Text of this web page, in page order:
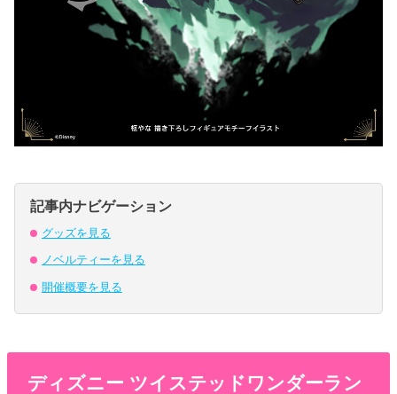
記事内ナビゲーション
グッズを見る
ノベルティーを見る
開催概要を見る
ディズニー ツイステッドワンダーラン